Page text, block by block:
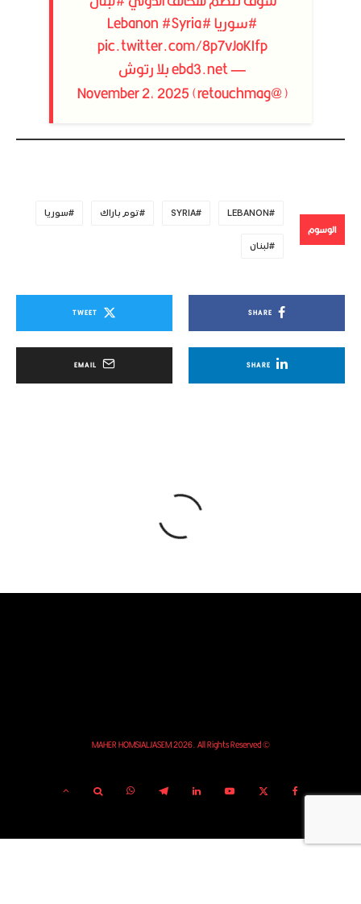
#سوريا#Lebanon
#Syria
pic.twitter.com/8p7vJoKIfp
— ebd3.net بلا رتوش
(@retouchmag)
November 2, 2025
الوسوم
LEBANON
SYRIA توم باراك سوريا
لبنان
SHARE
TWEET
SHARE
EMAIL
© MAHER HOMSIALJASEM 2026. All Rights Reserved